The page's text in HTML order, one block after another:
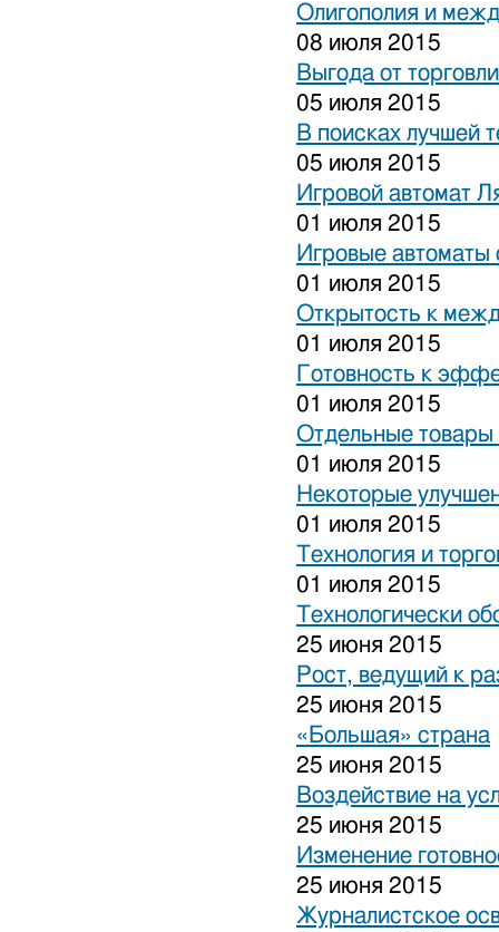
Олигополия и
08 июля 2015
Выгода от
05 июля 2015
В поисках лучшей
05 июля 2015
Игровой автомат
01 июля 2015
Игровые автоматы
01 июля 2015
Открытость к
01 июля 2015
Готовность к
01 июля 2015
Отдельные товары
01 июля 2015
Некоторые
01 июля 2015
Технология и
01 июля 2015
Технологически
25 июня 2015
Рост, ведущий к
25 июня 2015
«Большая» страна
25 июня 2015
Воздействие на
25 июня 2015
Изменение
25 июня 2015
Журналистское